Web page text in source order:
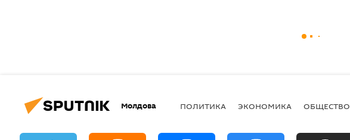
Молдова ПОЛИТИКА ЭКОНОМИКА ОБЩЕСТВО